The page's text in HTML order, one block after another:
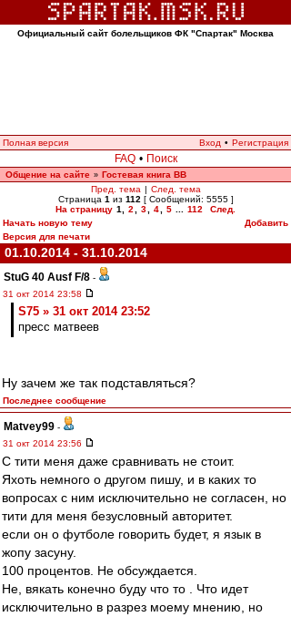
Официальный сайт болельщиков ФК "Спартак" Москва
Полная версия Вход • Регистрация
FAQ • Поиск
Общение на сайте » Гостевая книга ВВ
Пред. тема | След. тема
Страница 1 из 112 [ Сообщений: 5555 ]
На страницу 1 2 3 4 5 112
След.
Начать новую тему
Добавить
Версия для печати
01.10.2014 - 31.10.2014
StuG 40 Ausf F/8 -
31 окт 2014 23:58
S75 » 31 окт 2014 23:52
пресс матвеев
Ну зачем же так подставляться?
Последнее сообщение
Matvey99 -
31 окт 2014 23:56
С тити меня даже сравнивать не стоит.
Яхоть немного о другом пишу, и в каких то
вопросах с ним исключительно не согласен, но
тити для меня безусловный авторитет.
если он о футболе говорить будет, я язык в
жопу засуну.
100 процентов. Не обсуждается.
Не, вякать конечно буду что то . Что идет
исключительно в разрез моему мнению, но